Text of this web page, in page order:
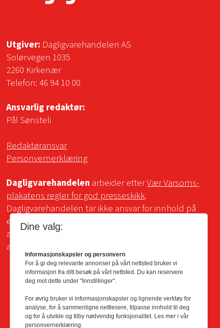
Utgiver: Dagligvarehandelen AS
Solørvegen 1035
2260 Kirkenær
Telefon:46 94 10 00
Ansvarlig redaktør:
Pål Sønsteli
Redaktøransvar
Personvernerklæring
Dagligvarehandelen arbeider etterVær Varsoms-
plakatens regler for god presseskikk.
Dagligvarehandelen tar ikke ansvar for innhold på
eksterne sider som det lenkes til. Kopiering for bruk
av Dagligvarehandelens materiale er ikke tillatt uten
avtale.
Dine valg:
Informasjonskapsler og personvern
For å gi deg relevante annonser på vårt nettsted bruker vi
informasjon fra ditt besøk på vårt nettsted. Du kan reservere
deg mot dette under "Innstillinger".
For øvrig bruker vi informasjonskapsler og lignende verktøy for
analyse, for å sammenligne nettlesere, tilpasse innhold til deg
og for å utvikle og tilby nødvendig funksjonalitet. Les mer i vår
personvernerklæring.